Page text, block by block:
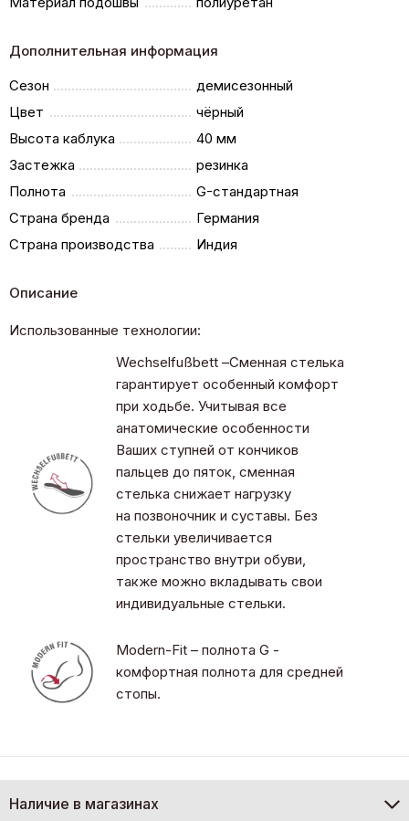
Дополнительная информация
Сезон
демисезонный
Цвет
чёрный
Высота каблука
40 мм
Застежка
резинка
Полнота
G-стандартная
Страна бренда
Германия
Страна производства
Индия
Описание
Использованные технологии:
Wechselfußbett –Сменная стелька
гарантирует особенный комфорт
при ходьбе. Учитывая все
анатомические особенности
Ваших ступней от кончиков
пальцев до пяток, сменная
стелька снижает нагрузку
на позвоночник и суставы. Без
стельки увеличивается
пространство внутри обуви,
также можно вкладывать свои
индивидуальные стельки.
Modern-Fit – полнота G -
комфортная полнота для средней
стопы.
Наличие в магазинах